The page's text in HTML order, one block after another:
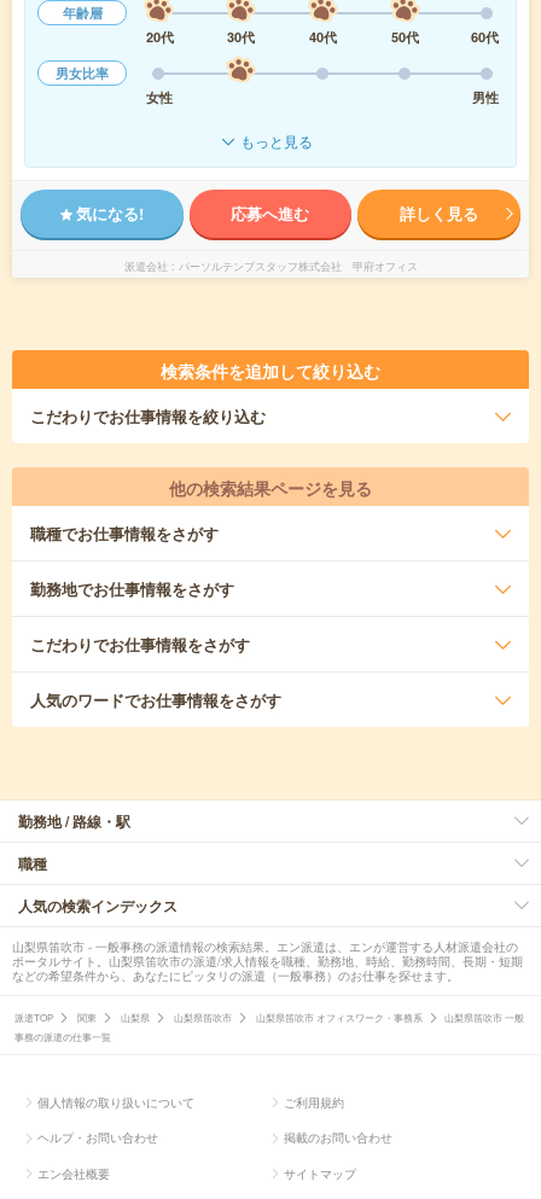
年齢層
20代
30代 40代 50代
60代
男女比率
女性
男性
もっと見る
気になる! 応募へ進む 詳しく見る
派遣会社 パーソルテンプスタッフ株式会社 甲府オフィス
検索条件を追加して絞り込む
こだわりでお仕事情報を絞り込む
他の検索結果ページを見る
職種でお仕事情報をさがす
勤務地でお仕事情報をさがす
こだわりでお仕事情報をさがす
人気のワードでお仕事情報をさがす
勤務地 / 路線・駅
職種
人気の検索インデックス
山梨県笛吹市 - 一般事務の派遣情報の検索結果。エン派遣は、エンが運営する人材派遣会社の
ポータルサイト。山梨県笛吹市の派遣/求人情報を職種、勤務地、時給、勤務時間、長期・短期
などの希望条件から、あなたにピッタリの派遣（一般事務）のお仕事を探せます。
派遣TOP 関東 山梨県 山梨県笛吹市 山梨県笛吹市 オフィスワーク・事務系
山梨県笛吹市 一般
事務の派遣の仕事一覧
個人情報の取り扱いについて ご利用規約
ヘルプ・お問い合わせ 掲載のお問い合わせ
エン会社概要 サイトマップ